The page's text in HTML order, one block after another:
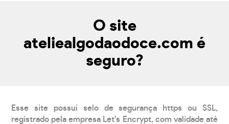
O site
ateliealgodaodoce.com é
seguro?
Esse site possui selo de segurança https ou SSL,
registrado pela empresa Let's Encrypt, com validade até